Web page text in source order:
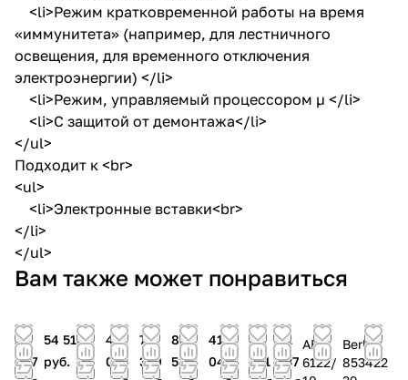
<li>Режим кратковременной работы на время
«иммунитета» (например, для лестничного
освещения, для временного отключения
электроэнергии) </li>
<li>Режим, управляемый процессором µ </li>
<li>С защитой от демонтажа</li>
</ul>
Подходит к <br>
<ul>
<li>Электронные вставки<br>
</li>
</ul>
Вам также может понравиться
27
047
54 516
руб.
42
007
79
350
83
531
41
044
83
531
81
237
ABB
6122/
Berker
853422